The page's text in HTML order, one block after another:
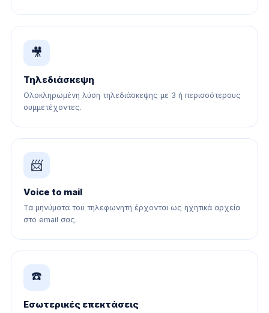
🎥
Τηλεδιάσκεψη
Ολοκληρωμένη λύση τηλεδιάσκεψης με 3 ή περισσότερους
συμμετέχοντες.
📨
Voice to mail
Τα μηνύματα του τηλεφωνητή έρχονται ως ηχητικά αρχεία
στο email σας.
☎️
Εσωτερικές επεκτάσεις